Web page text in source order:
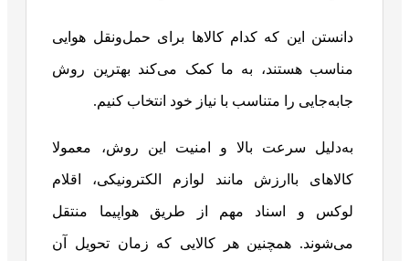
دانستن این که کدام کالاها برای حمل‌ونقل هوایی
مناسب هستند، به ما کمک می‌کند بهترین روش
جابه‌جایی را متناسب با نیاز خود انتخاب کنیم.
به‌دلیل سرعت بالا و امنیت این روش، معمولا
کالاهای باارزش مانند لوازم الکترونیکی، اقلام
لوکس و اسناد مهم از طریق هواپیما منتقل
می‌شوند. همچنین هر کالایی که زمان تحویل آن